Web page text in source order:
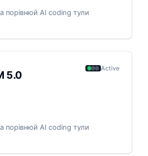
порівнюй AI coding тули
5.0
Active
порівнюй AI coding тули